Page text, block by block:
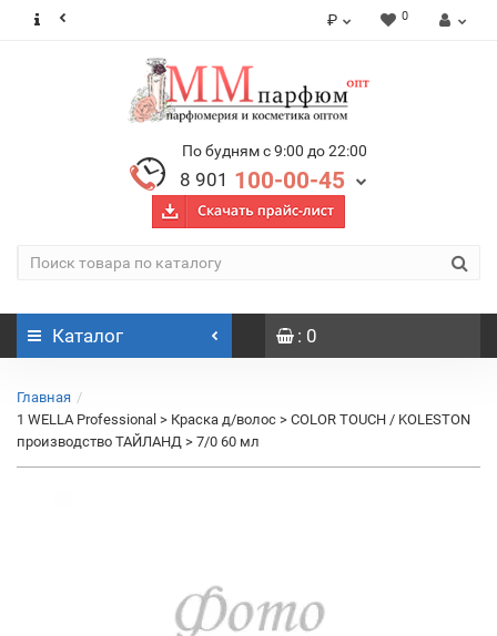
₽ 0
По будням с 9:00 до 22:00
8 901 100-00-45
Каталог : 0
Главная
1 WELLA Professional > Краска д/волос > COLOR TOUCH / KOLESTON
производство ТАЙЛАНД > 7/0 60 мл